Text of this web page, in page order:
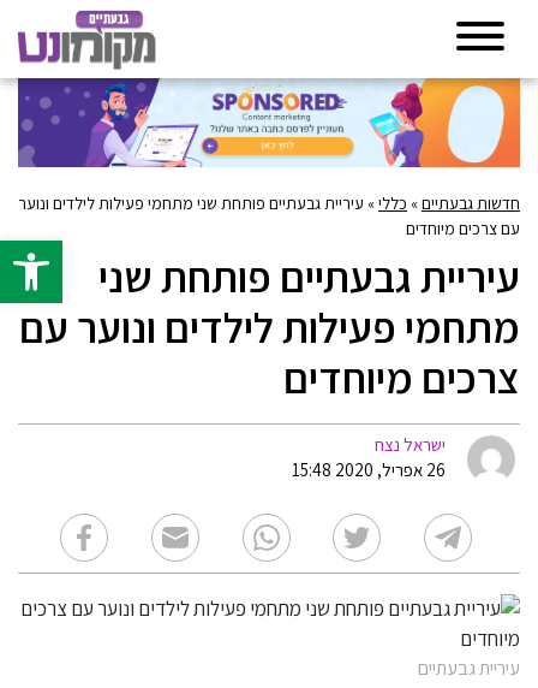
פתח
חדשות גבעתיים» כללי» עיריית גבעתיים פותחת שני מתחמי פעילות לילדים ונוער
עם צרכים מיוחדים
עיריית גבעתיים פותחת שני
מתחמי פעילות לילדים ונוער עם
צרכים מיוחדים
ישראל נצח
26 אפריל, 2020 15:48
עיריית גבעתיים